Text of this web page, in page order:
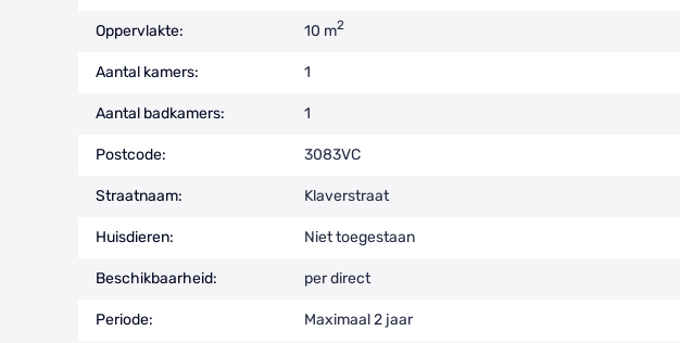
Oppervlakte: 10 m2
Aantal kamers: 1
Aantal badkamers: 1
Postcode: 3083VC
Straatnaam: Klaverstraat
Huisdieren: Niet toegestaan
Beschikbaarheid: per direct
Periode: Maximaal 2 jaar